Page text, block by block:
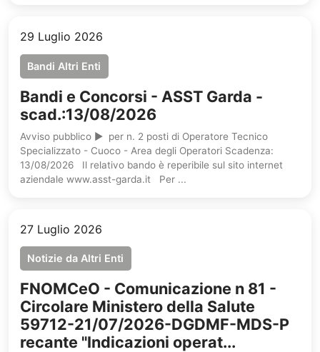
29 Luglio 2026
Bandi Altri Enti
Bandi e Concorsi - ASST Garda -
scad.:13/08/2026
Avviso pubblico ► per n. 2 posti di Operatore Tecnico
Specializzato - Cuoco - Area degli Operatori Scadenza:
13/08/2026 Il relativo bando è reperibile sul sito internet
aziendale www.asst-garda.it Per ...
27 Luglio 2026
Notizie da Altri Enti
FNOMCeO - Comunicazione n 81 -
Circolare Ministero della Salute
59712-21/07/2026-DGDMF-MDS-P
recante "Indicazioni operat...